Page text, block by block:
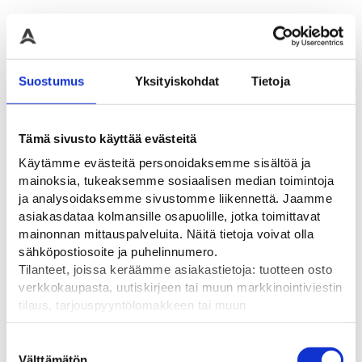
Suostumus Yksityiskohdat Tietoja
Tämä sivusto käyttää evästeitä
Käytämme evästeitä personoidaksemme sisältöä ja
mainoksia, tukeaksemme sosiaalisen median toimintoja
ja analysoidaksemme sivustomme liikennettä. Jaamme
asiakasdataa kolmansille osapuolille, jotka toimittavat
mainonnan mittauspalveluita. Näitä tietoja voivat olla
sähköpostiosoite ja puhelinnumero.
Tilanteet, joissa keräämme asiakastietoja: tuotteen osto
verkkokaupasta, uutiskirjeen tai muun markkinointiviestin
tilaus, tarjouspyyntölomakkeen tai muun
yhteydenottolomakkeen lähettäminen, käyttäjätilin
pyydetään erillinen suostumus tiedon käyttämiseen
SKIPPER pilari- ja
putkikiinnike, taitettu
magneetteja
24,00€
pumppupulloteline
halkaisijaltaan oleville
pumppupulloille
Ale!